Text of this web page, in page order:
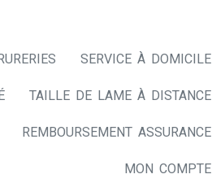
SERVICE À DOMICILE
TAILLE DE LAME À DISTANCE
REMBOURSEMENT ASSURANCE
MON COMPTE